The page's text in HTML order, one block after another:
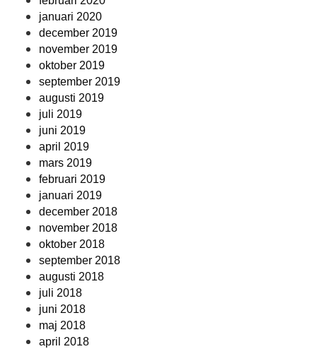
januari 2020
december 2019
november 2019
oktober 2019
september 2019
augusti 2019
juli 2019
juni 2019
april 2019
mars 2019
februari 2019
januari 2019
december 2018
november 2018
oktober 2018
september 2018
augusti 2018
juli 2018
juni 2018
maj 2018
april 2018